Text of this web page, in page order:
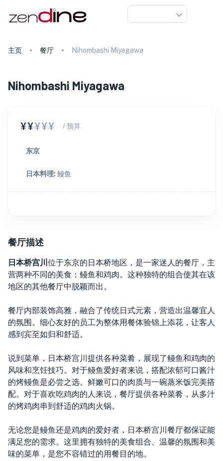
主页 餐厅 Nihombashi Miyagawa
Nihombashi Miyagawa
¥¥¥¥¥ / 预算
东京
日本料理: 鳗鱼
餐厅描述
日本桥宫川 位于东京的日本桥地区， 是一家迷人的餐厅，主
营两种不同的美食：鳗鱼和鸡肉。这种独特的组合使其在该
地区的其他餐厅中脱颖而出。
餐厅内部装饰高雅，融合了传统日式元素，营造出温馨宜人
的氛围。细心友好的员工为整体用餐体验锦上添花，让客人
感到宾至如归和舒适。
说到菜单，日本桥宫川提供各种菜肴，展现了鳗鱼和鸡肉的
风味和烹饪技巧。对于鳗鱼爱好者来说，搭配浓郁可口酱汁
的烤鳗鱼是必尝之选。鲜嫩可口的肉质与一碗蒸米饭完美搭
配。对于喜欢吃鸡肉的人来说，餐厅提供各种菜肴，从多汁
的烤鸡肉串到舒适的鸡肉火锅。
无论您是鳗鱼还是鸡肉的爱好者，日本桥宫川餐厅都保证能
满足您的需求。这里拥有独特的美食组合、温馨的氛围和美
味的菜单，是您不容错过的用餐目的地。